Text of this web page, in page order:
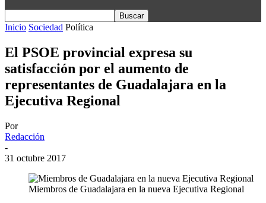
Inicio Sociedad Política
El PSOE provincial expresa su
satisfacción por el aumento de
representantes de Guadalajara en la
Ejecutiva Regional
Por
Redacción
-
31 octubre 2017
Miembros de Guadalajara en la nueva Ejecutiva Regional